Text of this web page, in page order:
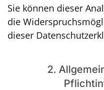
Sie können dieser
die
dieser
2.